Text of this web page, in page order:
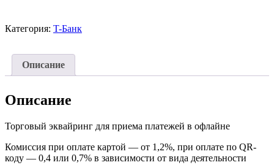
Категория: T-Банк
Описание
Описание
Торговый эквайринг для приема платежей в офлайне
Комиссия при оплате картой — от 1,2%, при оплате по QR-
коду — 0,4 или 0,7% в зависимости от вида деятельности